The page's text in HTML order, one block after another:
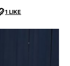
1 LIKE